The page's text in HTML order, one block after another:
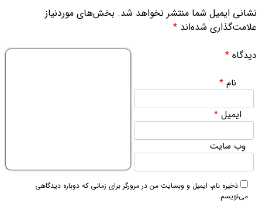
نشانی ایمیل شما منتشر نخواهد شد. بخش‌های موردنیاز
علامت‌گذاری شده‌اند *
دیدگاه *
نام*
ایمیل*
وب‌ سایت
ذخیره نام، ایمیل و وبسایت من در مرورگر برای زمانی که دوباره دیدگاهی
می‌نویسم.